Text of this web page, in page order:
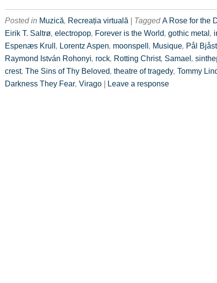
Posted in Muzică, Recreația virtuală | TaggedA Rose for the
Eirik T. Saltrø, electropop, Forever is the World, gothic metal,
Espenæs Krull, Lorentz Aspen, moonspell, Musique, Pål
Raymond István Rohonyi, rock, Rotting Christ, Samael,
crest, The Sins of Thy Beloved, theatre of tragedy, Tommy
Darkness They Fear, Virago | Leave a response